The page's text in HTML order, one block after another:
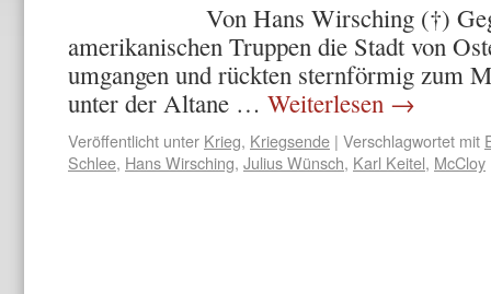
Von Hans Wirsching (†) Gegen
amerikanischen Truppen die Stadt von
umgangen und rückten sternförmig zum
unter der Altane … Weiterlesen →
Veröffentlicht unter Krieg, Kriegsende | Verschlagwortet mit
Schlee, Hans Wirsching, Julius Wünsch, Karl Keitel, McCloy